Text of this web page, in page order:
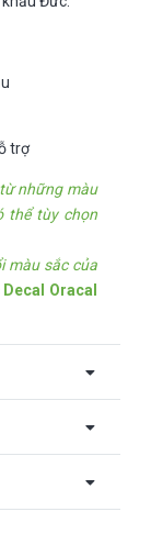
trợ
những màu
thể tùy chọn
màu sắc của
Oracal